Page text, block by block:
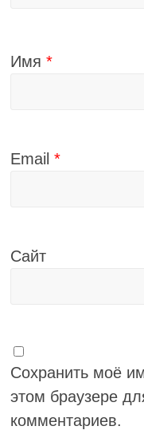
Имя*
Email*
Сайт
Сохранить моё
этом браузере
комментариев.